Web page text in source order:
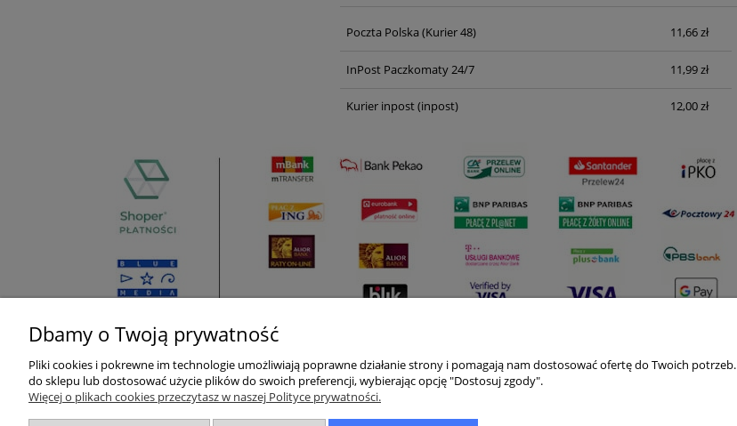
Cena nie zawiera ewentualnych kosztów
Poczta Polska (Kurier 48) 11,66 zł
InPost Paczkomaty 24/7 11,99 zł
Kurier inpost(inpost) 12,00 zł
Pomoc Moje konto Płatności i dostawa
Dbamy o Twoją prywatność
Pliki cookies i pokrewne im technologie umożliwiają poprawne działanie strony i pomagają nam dostosować ofertę do Twoich
do sklepu lub dostosować użycie plików do swoich preferencji, wybierając opcję "Dostosuj zgody".
Więcej o plikach cookies przeczytasz w naszej Polityce prywatności.